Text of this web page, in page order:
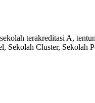
terakreditasi A,
Sekolah Cluster,